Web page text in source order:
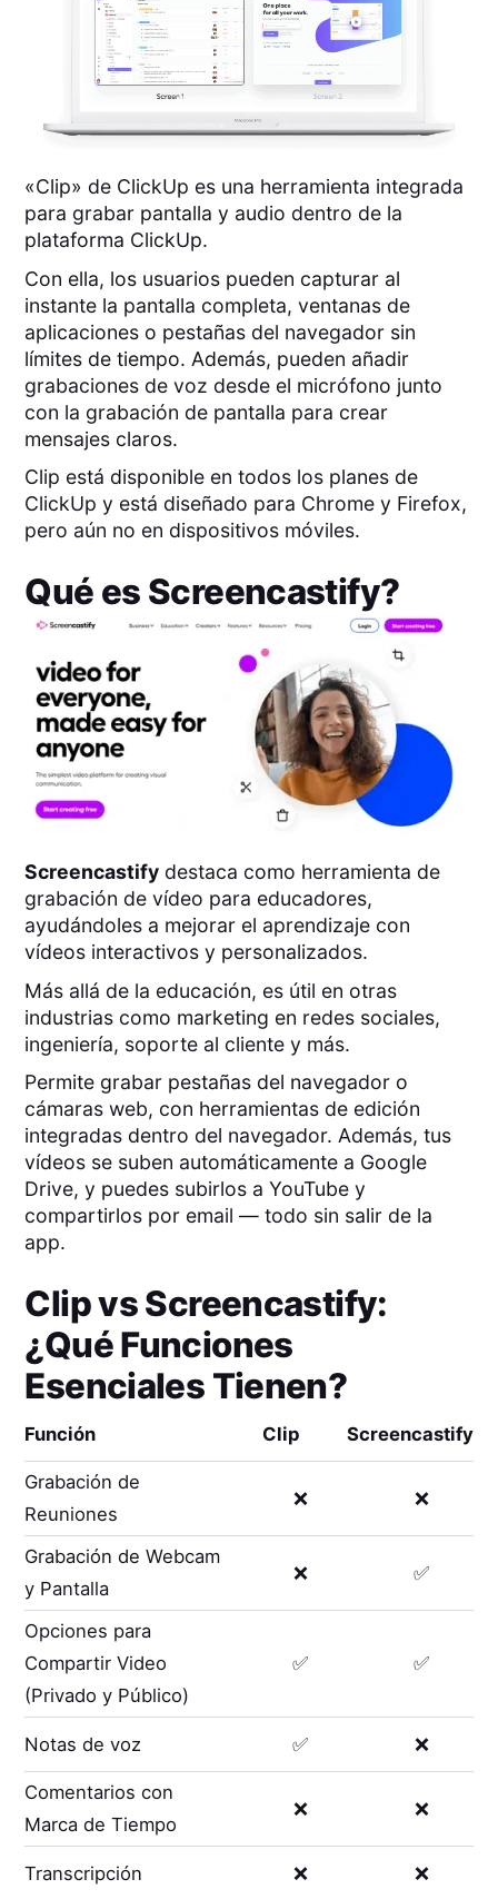
«Clip» de ClickUp es una herramienta integrada
para grabar pantalla y audio dentro de la
plataforma ClickUp.
Con ella, los usuarios pueden capturar al
instante la pantalla completa, ventanas de
aplicaciones o pestañas del navegador sin
límites de tiempo. Además, pueden añadir
grabaciones de voz desde el micrófono junto
con la grabación de pantalla para crear
mensajes claros.
Clip está disponible en todos los planes de
ClickUp y está diseñado para Chrome y Firefox,
pero aún no en dispositivos móviles.
Qué es Screencastify?
Screencastify destaca como herramienta de
grabación de vídeo para educadores,
ayudándoles a mejorar el aprendizaje con
vídeos interactivos y personalizados.
Más allá de la educación, es útil en otras
industrias como marketing en redes sociales,
ingeniería, soporte al cliente y más.
Permite grabar pestañas del navegador o
cámaras web, con herramientas de edición
integradas dentro del navegador. Además, tus
vídeos se suben automáticamente a Google
Drive, y puedes subirlos a YouTube y
compartirlos por email — todo sin salir de la
app.
ClipvsScreencastify:
¿Qué Funciones
Esenciales Tienen?
Función Clip Screencastify
Grabación de
Reuniones
❌ ❌
Grabación de Webcam
y Pantalla
❌ ✅
Opciones para
Compartir Video
(Privado y Público)
✅ ✅
Notas de voz ✅ ❌
Comentarios con
Marca de Tiempo
❌ ❌
Transcripción ❌ ❌